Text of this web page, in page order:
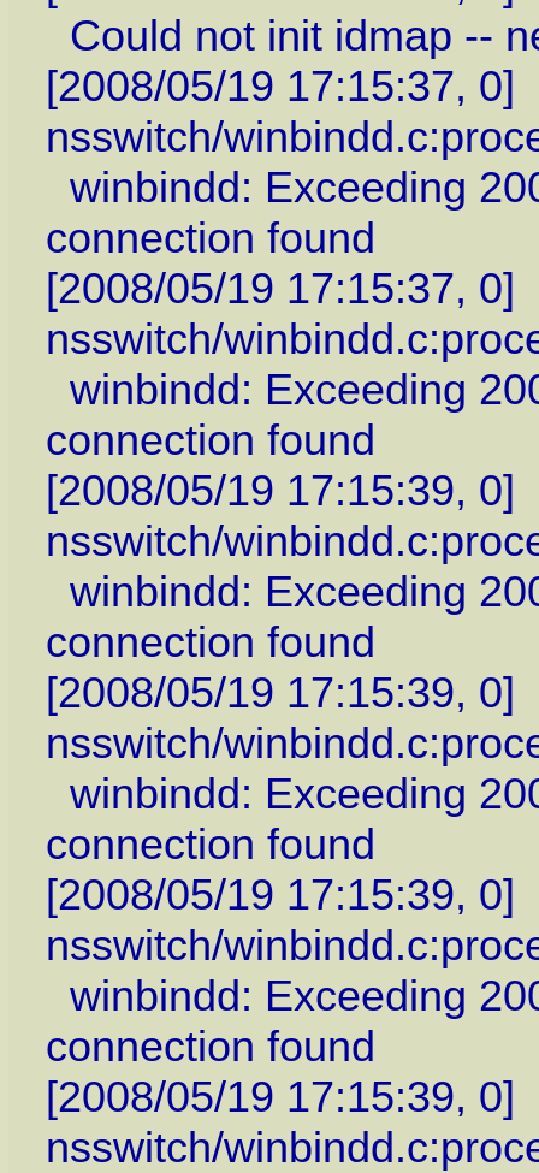
Could not init idmap --
[2008/05/19 17:15:37, 0]
nsswitch/
winbindd: Exceeding
connection found
[2008/05/19 17:15:37, 0]
nsswitch/
winbindd: Exceeding
connection found
[2008/05/19 17:15:39, 0]
nsswitch/
winbindd: Exceeding
connection found
[2008/05/19 17:15:39, 0]
nsswitch/
winbindd: Exceeding
connection found
[2008/05/19 17:15:39, 0]
nsswitch/
winbindd: Exceeding
connection found
[2008/05/19 17:15:39, 0]
nsswitch/